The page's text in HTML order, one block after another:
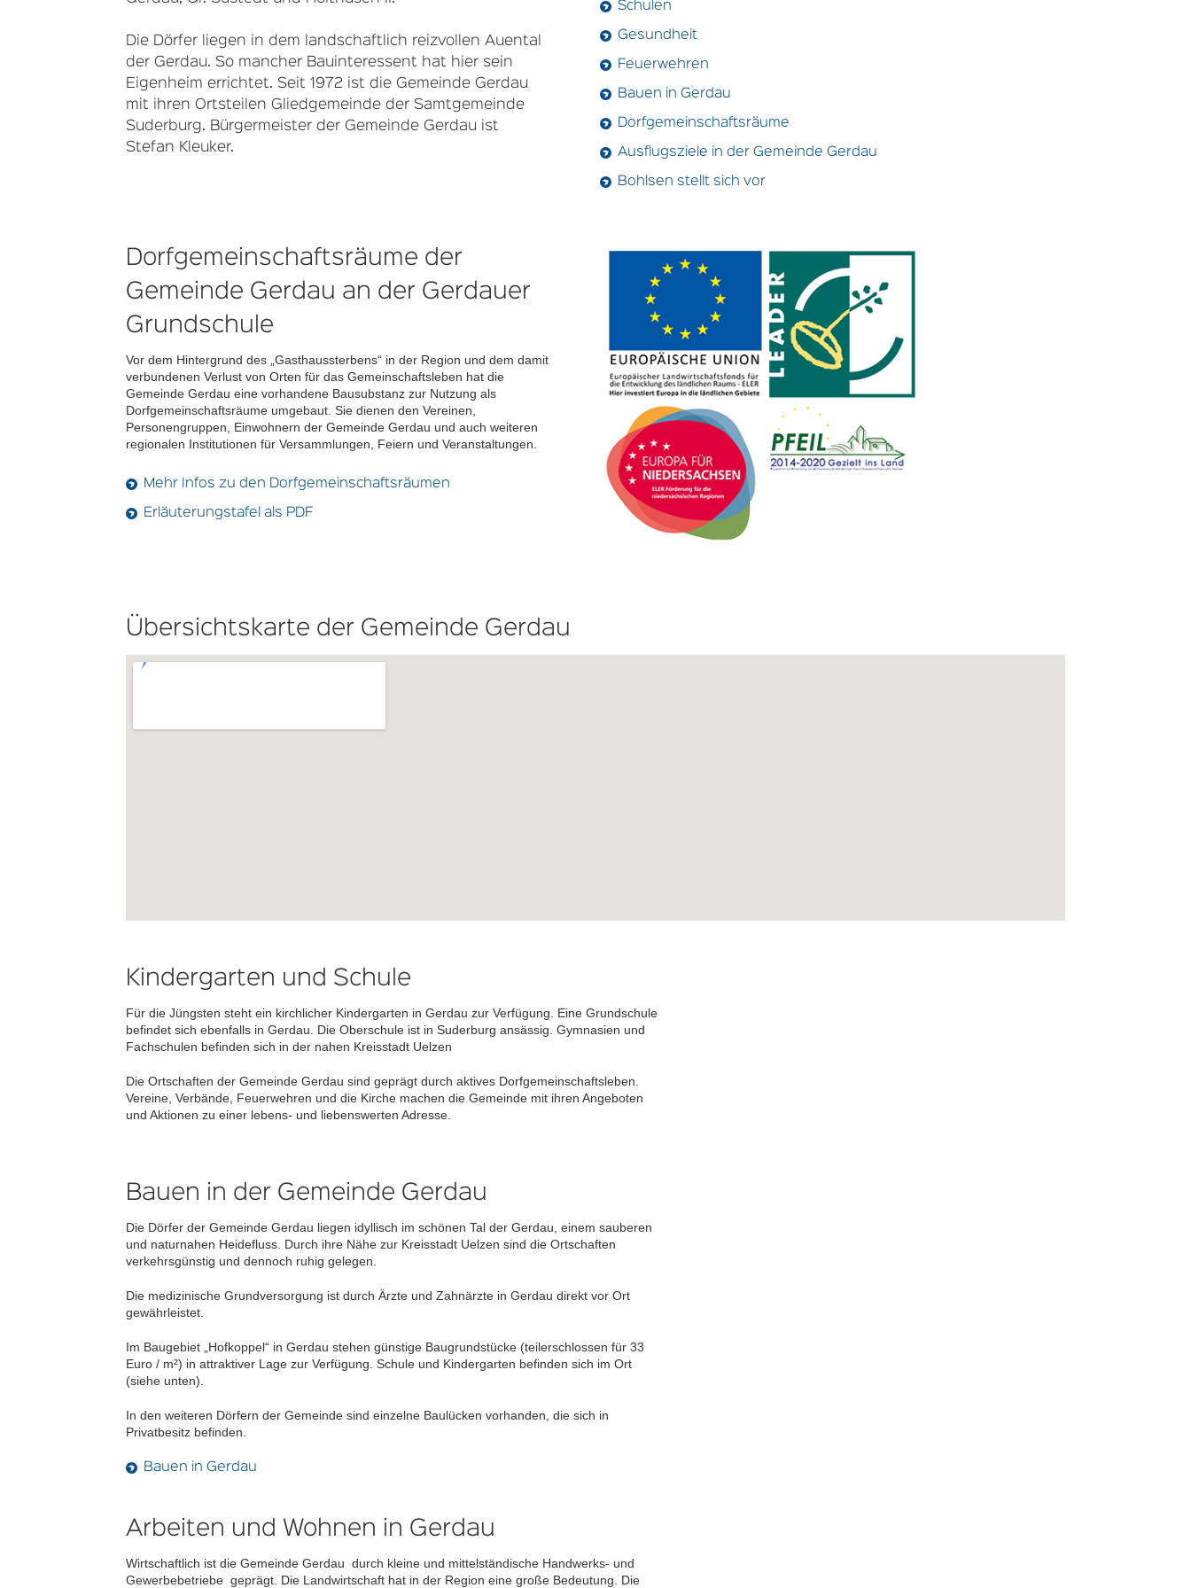
Die Dörfer liegen in dem landschaftlich reizvollen Auental
der Gerdau. So mancher Bauinteressent hat hier sein
Eigenheim errichtet. Seit 1972 ist die Gemeinde Gerdau
mit ihren Ortsteilen Gliedgemeinde der Samtgemeinde
Suderburg. Bürgermeister der Gemeinde Gerdau ist
Stefan Kleuker.
Schulen
Gesundheit
Feuerwehren
Bauen in Gerdau
Dorfgemeinschaftsräume
Ausflugsziele in der Gemeinde Gerdau
Bohlsen stellt sich vor
Dorfgemeinschaftsräume der
Gemeinde Gerdau an der Gerdauer
Grundschule
Vor dem Hintergrund des „Gasthaussterbens“ in der Region und dem damit
verbundenen Verlust von Orten für das Gemeinschaftsleben hat die
Gemeinde Gerdau eine vorhandene Bausubstanz zur Nutzung als
Dorfgemeinschaftsräume umgebaut. Sie dienen den Vereinen,
Personengruppen, Einwohnern der Gemeinde Gerdau und auch weiteren
regionalen Institutionen für Versammlungen, Feiern und Veranstaltungen.
Mehr Infos zu den Dorfgemeinschaftsräumen
Erläuterungstafel als PDF
Übersichtskarte der Gemeinde Gerdau
Kindergarten und Schule
Für die Jüngsten steht ein kirchlicher Kindergarten in Gerdau zur Verfügung. Eine Grundschule
befindet sich ebenfalls in Gerdau. Die Oberschule ist in Suderburg ansässig. Gymnasien und
Fachschulen befinden sich in der nahen Kreisstadt Uelzen
Die Ortschaften der Gemeinde Gerdau sind geprägt durch aktives Dorfgemeinschaftsleben.
Vereine, Verbände, Feuerwehren und die Kirche machen die Gemeinde mit ihren Angeboten
und Aktionen zu einer lebens- und liebenswerten Adresse.
Bauen in der Gemeinde Gerdau
Die Dörfer der Gemeinde Gerdau liegen idyllisch im schönen Tal der Gerdau, einem sauberen
und naturnahen Heidefluss. Durch ihre Nähe zur Kreisstadt Uelzen sind die Ortschaften
verkehrsgünstig und dennoch ruhig gelegen.
Die medizinische Grundversorgung ist durch Ärzte und Zahnärzte in Gerdau direkt vor Ort
gewährleistet.
Im Baugebiet „Hofkoppel“ in Gerdau stehen günstige Baugrundstücke (teilerschlossen für 33
Euro / m²) in attraktiver Lage zur Verfügung. Schule und Kindergarten befinden sich im Ort
(siehe unten).
In den weiteren Dörfern der Gemeinde sind einzelne Baulücken vorhanden, die sich in
Privatbesitz befinden.
Bauen in Gerdau
Arbeiten und Wohnen in Gerdau
Wirtschaftlich ist die Gemeinde Gerdau durch kleine und mittelständische Handwerks- und
Gewerbebetriebe geprägt. Die Landwirtschaft hat in der Region eine große Bedeutung. Die